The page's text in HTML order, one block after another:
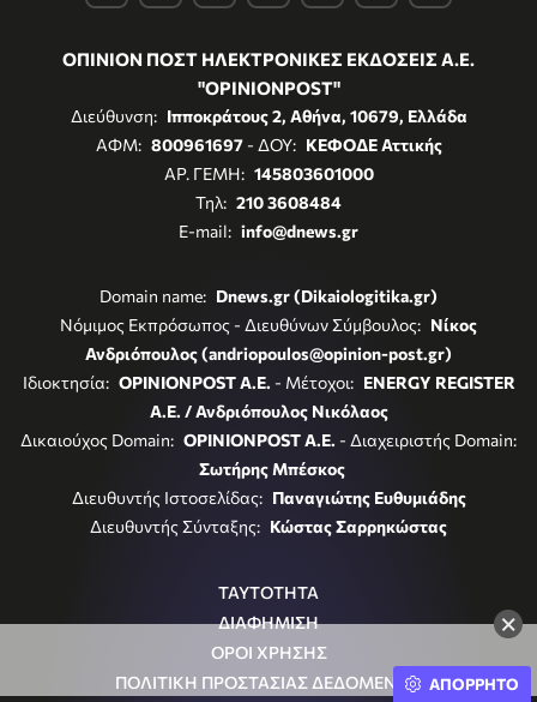
×
ΟΠΙΝΙΟΝ ΠΟΣΤ ΗΛΕΚΤΡΟΝΙΚΕΣ ΕΚΔΟΣΕΙΣ Α.Ε.
"OPINIONPOST"
Διεύθυνση: Ιπποκράτους 2, Αθήνα, 10679, Ελλάδα
ΑΦΜ: 800961697- ΔΟΥ: ΚΕΦΟΔΕ Αττικής
ΑΡ. ΓΕΜΗ: 145803601000
Τηλ: 210 3608484
E-mail: info@dnews.gr
Domain name: Dnews.gr (Dikaiologitika.gr)
Νόμιμος Εκπρόσωπος - Διευθύνων Σύμβουλος: Νίκος
Ανδριόπουλος (andriopoulos@opinion-post.gr)
Ιδιοκτησία: OPINIONPOST A.E. - Μέτοχοι: ENERGY REGISTER
Α.Ε. / Ανδριόπουλος Νικόλαος
Δικαιούχος Domain: OPINIONPOST A.E. - Διαχειριστής Domain:
Σωτήρης Μπέσκος
Διευθυντής Ιστοσελίδας: Παναγιώτης Ευθυμιάδης
Διευθυντής Σύνταξης: Κώστας Σαρρηκώστας
ΤΑΥΤΟΤΗΤΑ
ΔΙΑΦΗΜΙΣΗ
ΟΡΟΙ ΧΡΗΣΗΣ
ΠΟΛΙΤΙΚΗ ΠΡΟΣΤΑΣΙΑΣ ΔΕΔΟΜΕΝΩΝ ΑΠΟΡΡΗΤΟ